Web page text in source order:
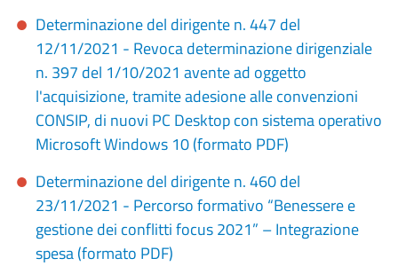
Determinazione del dirigente n. 447 del
12/11/2021 - Revoca determinazione dirigenziale
n. 397 del 1/10/2021 avente ad oggetto
l'acquisizione, tramite adesione alle convenzioni
CONSIP, di nuovi PC Desktop con sistema operativo
Microsoft Windows 10 (formato PDF)
Determinazione del dirigente n. 460 del
23/11/2021 - Percorso formativo “Benessere e
gestione dei conflitti focus 2021” – Integrazione
spesa (formato PDF)